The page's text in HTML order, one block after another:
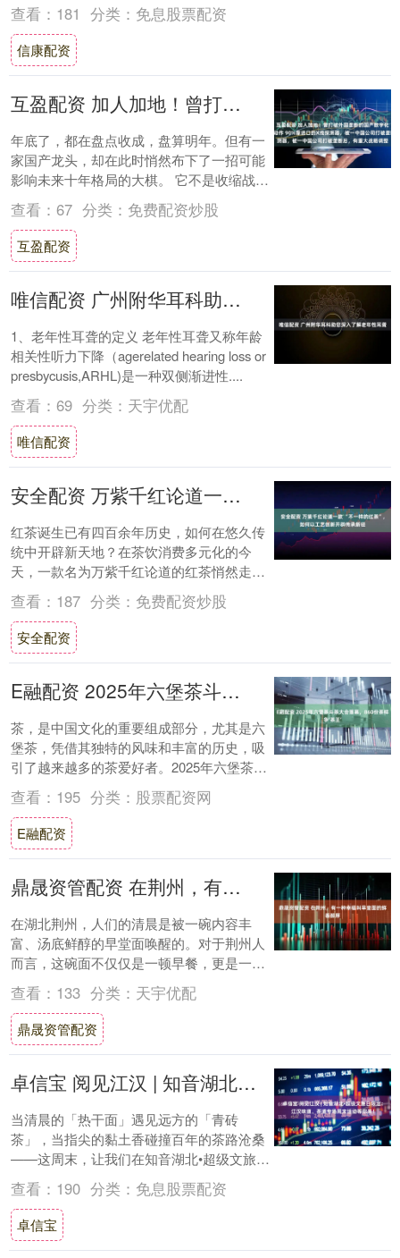
查看： 181 分类： 免息股票配资
信康配资
互盈配资 加人加地！曾打破外国垄断的国产数字化X线探测器一哥，有新动作 90%靠进口的X线探测器，被一中国公司打破垄断后，有重大战略调整
年底了，都在盘点收成，盘算明年。但有一
家国产龙头，却在此时悄然布下了一招可能
影响未来十年格局的大棋。 它不是收缩战
线，而是果断“增兵”，把原本聚焦上海的一
个核心....
查看： 67 分类： 免费配资炒股
互盈配资
唯信配资 广州附华耳科助您深入了解老年性耳聋
1、老年性耳聋的定义 老年性耳聋又称年龄
相关性听力下降（agerelated hearing loss or
presbycusis,ARHL)是一种双侧渐进性....
查看： 69 分类： 天宇优配
唯信配资
安全配资 万紫千红论道一款 “不一样的红茶”，如何以工艺创新开辟传承新径
红茶诞生已有四百余年历史，如何在悠久传
统中开辟新天地？在茶饮消费多元化的今
天，一款名为万紫千红论道的红茶悄然走进
众多茶客的视野。这款由竹叶青茶业出品的
红茶，自面....
查看： 187 分类： 免费配资炒股
安全配资
E融配资 2025年六堡茶斗茶大会落幕，860份茶样争‘茶王’
茶，是中国文化的重要组成部分，尤其是六
堡茶，凭借其独特的风味和丰富的历史，吸
引了越来越多的茶爱好者。2025年六堡茶斗
茶大会于11月12日在广西梧州圆满落幕，
共....
查看： 195 分类： 股票配资网
E融配资
鼎晟资管配资 在荆州，有一种幸福叫早堂面的鲜香醇厚
在湖北荆州，人们的清晨是被一碗内容丰
富、汤底鲜醇的早堂面唤醒的。对于荆州人
而言，这碗面不仅仅是一顿早餐，更是一种
深入骨髓的生活习惯，一种定义幸福的味觉
符号。 早....
查看： 133 分类： 天宇优配
鼎晟资管配资
卓信宝 阅见江汉 | 知音湖北•超级文旅日限定：江汉味道、茶道专场周末活动等你来！
当清晨的「热干面」遇见远方的「青砖
茶」，当指尖的黏土香碰撞百年的茶路沧桑
——这周末，让我们在知音湖北•超级文旅日
期间，把"过早"捏成艺术，将"茶道"铸进美好
时光....
查看： 190 分类： 免息股票配资
卓信宝